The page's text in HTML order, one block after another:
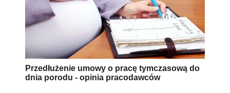
Przedłużenie umowy o pracę tymczasową do
dnia porodu - opinia pracodawców